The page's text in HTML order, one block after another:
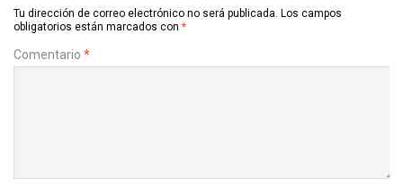
Tu dirección de correo electrónico no será publicada. Los campos
obligatorios están marcados con *
Comentario *